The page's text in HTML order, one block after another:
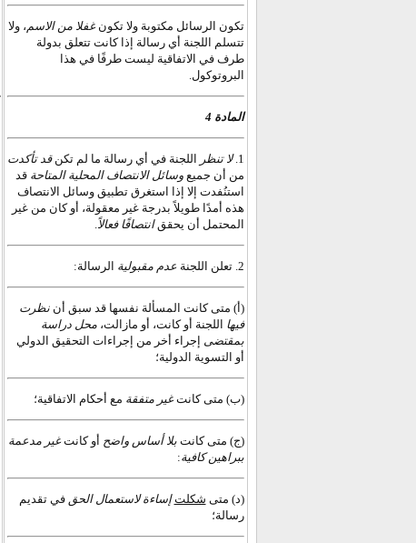
تكون الرسائل مكتوبة ولا تكونغفلا من الاسم ، ولا
تتسلم اللجنة أي رسالة إذا كانت تتعلق بدولة
طرف في الاتفاقية ليست طرفًا في هذا
البروتوكول.
المادة 4
1. لا تنظر اللجنة في أي رسالة ما لم تكنقد تأكدت
من أن جميعوسائل الانتصاف المحلية المتاحة قد
استنُفدت إلا إذا استغرق تطبيق وسائل الانتصاف
هذه أمدًا طويلاً بدرجة غير معقولة، أو كان من غير
المحتمل أن يحققانتصافًا فعالاً
2. تعلن اللجنة عدم مقبولية الرسالة:
(أ) متى كانت المسألة نفسها قد سبق أننظرت
فيها اللجنة أو كانت، أو مازالت،محل دراسة
بمقتضى إجراء أخر من إجراءات التحقيق الدولي
أو التسوية الدولية؛
(ب) متى كانتغير متفقة مع أحكام الاتفاقية؛
(ج) متى كانتبلا أساس واضح أو كانتغير مدعمة
ببراهين كافية:
(د) متى شكلت إساءة لاستعمال الحق في تقديم
رسالة؛